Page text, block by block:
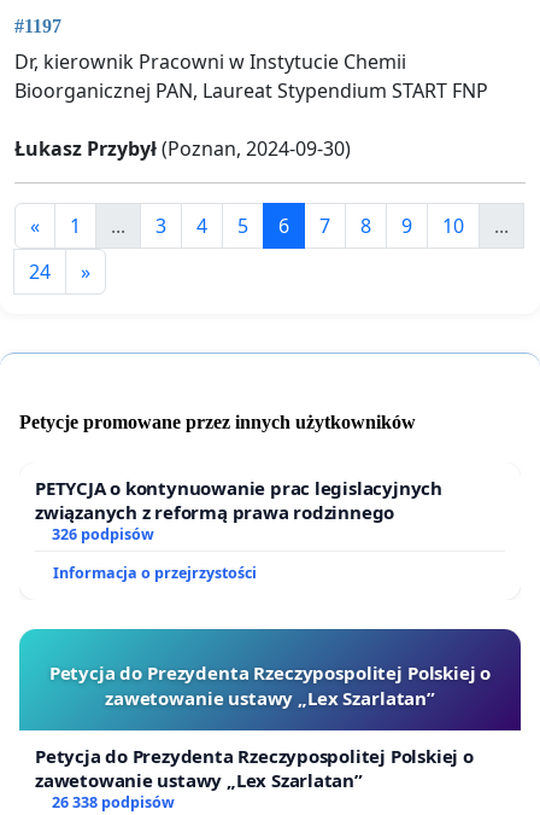
#1197
Dr, kierownik Pracowni w Instytucie Chemii
Bioorganicznej PAN, Laureat Stypendium START FNP
Łukasz Przybył(Poznan, 2024-09-30)
« 1 ... 3 4 5 6 7 8 9 10
...
24
»
Petycje promowane przez innych użytkowników
PETYCJA o kontynuowanie prac legislacyjnych
związanych z reformą prawa rodzinnego
326 podpisów
Informacja o przejrzystości
Petycja do Prezydenta Rzeczypospolitej Polskiej o
zawetowanie ustawy „Lex Szarlatan”
Petycja do Prezydenta Rzeczypospolitej Polskiej o
zawetowanie ustawy „Lex Szarlatan”
26 338 podpisów